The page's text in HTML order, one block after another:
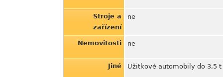
Stroje a
zařízení
ne
Nemovitosti ne
Jiné Užitkové automobily do 3,5 t